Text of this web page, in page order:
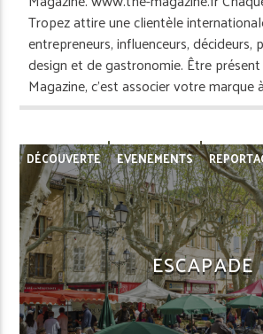
Tropez attire une clientèle
entrepreneurs, influenceurs, décideurs,
design et de gastronomie. Être
Magazine, c’est associer votre marque
DÉCOUVERTE EVENEMENTS
ESCAPADE